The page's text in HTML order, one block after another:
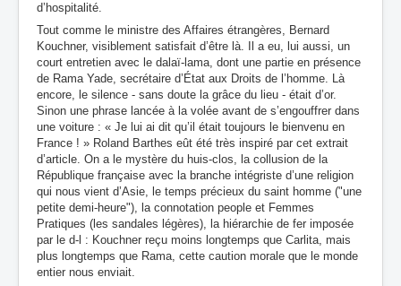
d’hospitalité.
Tout comme le ministre des Affaires étrangères, Bernard
Kouchner, visiblement satisfait d’être là. Il a eu, lui aussi, un
court entretien avec le dalaï-lama, dont une partie en présence
de Rama Yade, secrétaire d’État aux Droits de l’homme. Là
encore, le silence - sans doute la grâce du lieu - était d’or.
Sinon une phrase lancée à la volée avant de s’engouffrer dans
une voiture : « Je lui ai dit qu’il était toujours le bienvenu en
France ! » Roland Barthes eût été très inspiré par cet extrait
d’article. On a le mystère du huis-clos, la collusion de la
République française avec la branche intégriste d’une religion
qui nous vient d’Asie, le temps précieux du saint homme ("une
petite demi-heure"), la connotation people et Femmes
Pratiques (les sandales légères), la hiérarchie de fer imposée
par le d-l : Kouchner reçu moins longtemps que Carlita, mais
plus longtemps que Rama, cette caution morale que le monde
entier nous enviait.